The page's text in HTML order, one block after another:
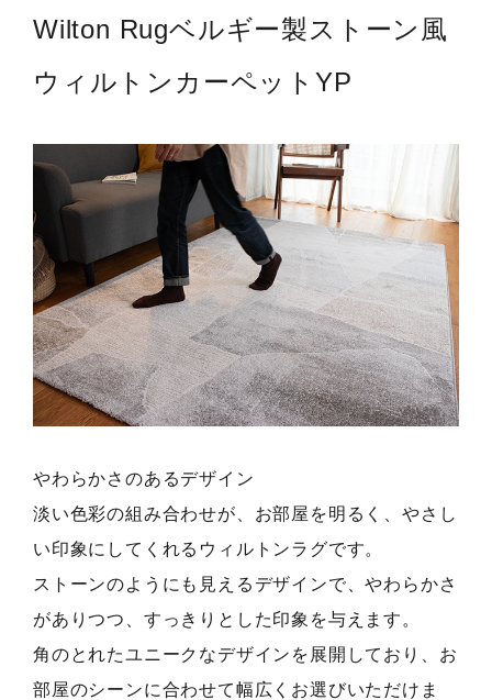
Wilton Rugベルギー製ストーン風
ウィルトンカーペットYP
やわらかさのあるデザイン
淡い色彩の組み合わせが、お部屋を明るく、やさし
い印象にしてくれるウィルトンラグです。
ストーンのようにも見えるデザインで、やわらかさ
がありつつ、すっきりとした印象を与えます。
角のとれたユニークなデザインを展開しており、お
部屋のシーンに合わせて幅広くお選びいただけま